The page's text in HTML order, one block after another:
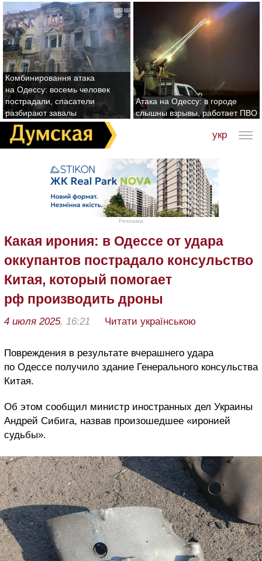
Комбинировання атака
на Одессу: восемь человек
пострадали, спасатели
разбирают завалы
Атака на Одессу: в городе
слышны взрывы, работает ПВО
укр
Реклама
Какая ирония: в Одессе от удара
оккупантов пострадало консульство
Китая, который помогает
рф производить дроны
4 июля 2025, 16:21 Читати українською
Повреждения в результате вчерашнего удара
по Одессе получило здание Генерального консульства
Китая.
Об этом сообщил министр иностранных дел Украины
Андрей Сибига, назвав произошедшее «иронией
судьбы».